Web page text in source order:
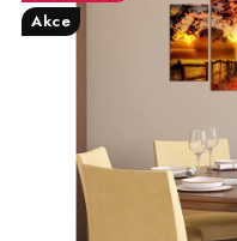
KANCELÁŘ / PRACOVNA
CHOVATELSKÉ POTŘEBY
Akce